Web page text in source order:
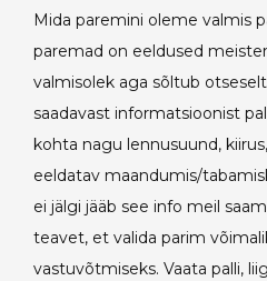
Mida paremini oleme valmis
paremad on eeldused
valmisolek aga sõltub
saadavast informatsioonist
kohta nagu lennusuund,
eeldatav maandumis/
ei jälgi jääb see info meil
teavet, et valida parim
vastuvõtmiseks. Vaata palli,